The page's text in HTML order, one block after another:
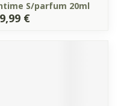
S/parfum 20ml
€